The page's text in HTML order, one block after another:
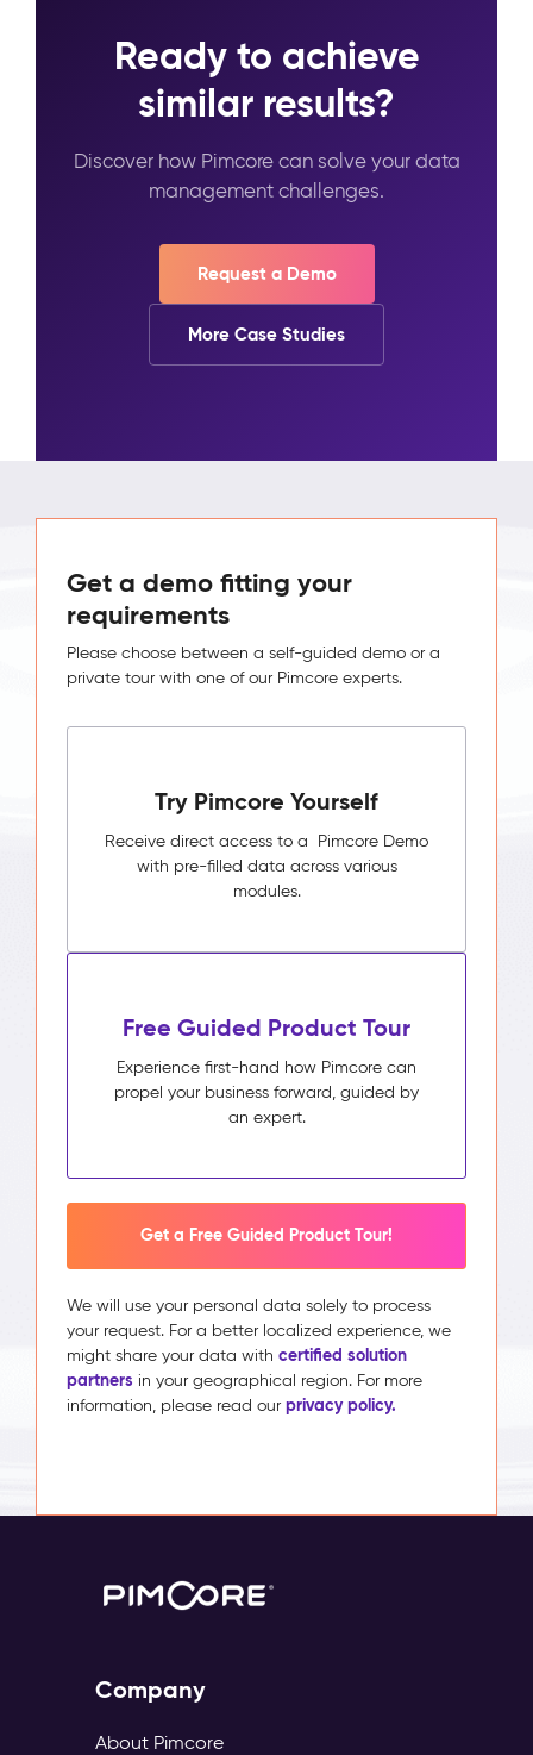
Ready to achieve
similar results?
Discover how Pimcore can solve your data
management challenges.
Request a Demo
More Case Studies
Get a demo fitting your
requirements
Please choose between a self-guided demo or a
private tour with one of our Pimcore experts.
Try Pimcore Yourself
Receive direct access to a Pimcore Demo
with pre-filled data across various
modules.
Free Guided Product Tour
Experience first-hand how Pimcore can
propel your business forward, guided by
an expert.
Get a Free Guided Product Tour!
We will use your personal data solely to process
your request. For a better localized experience, we
might share your data with certified solution
partners in your geographical region. For more
information, please read our privacy policy.
Company
About Pimcore